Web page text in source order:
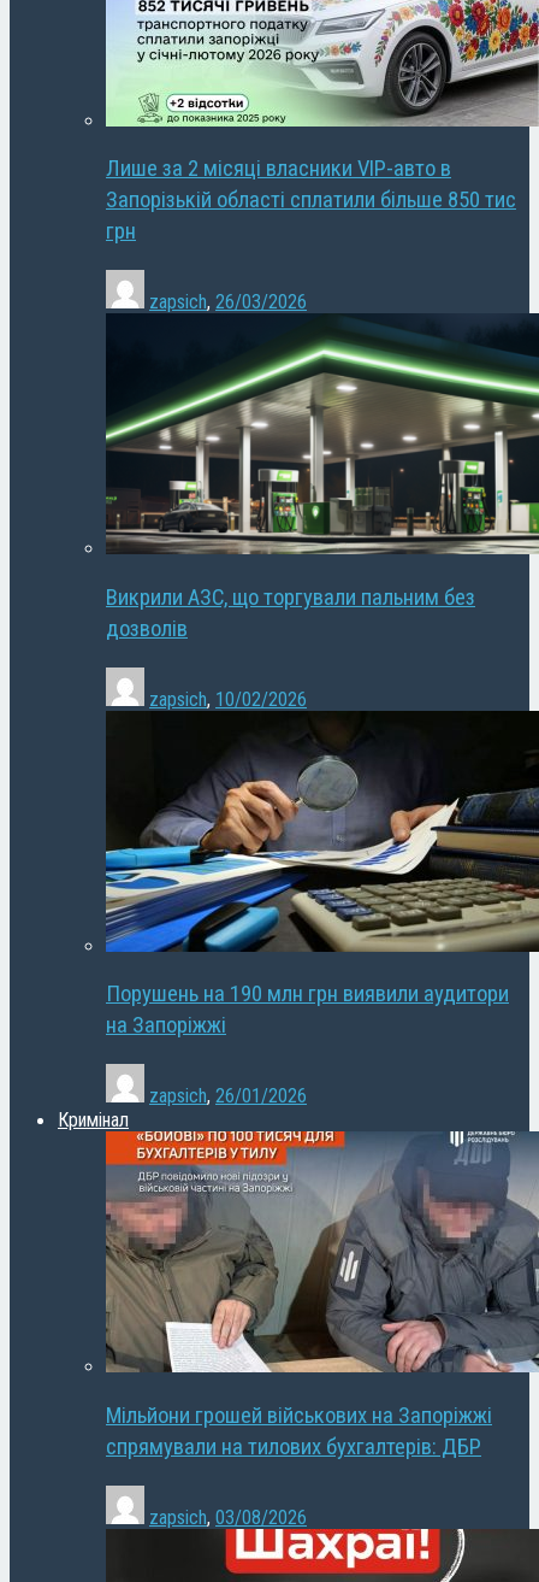
Лише за 2 місяці власники VIP-авто в
Запорізькій області сплатили більше 850 тис
грн
zapsich, 26/03/2026
Викрили АЗС, що торгували пальним без
дозволів
zapsich, 10/02/2026
Порушень на 190 млн грн виявили аудитори
на Запоріжжі
zapsich, 26/01/2026
Кримінал
Мільйони грошей військових на Запоріжжі
спрямували на тилових бухгалтерів: ДБР
zapsich, 03/08/2026